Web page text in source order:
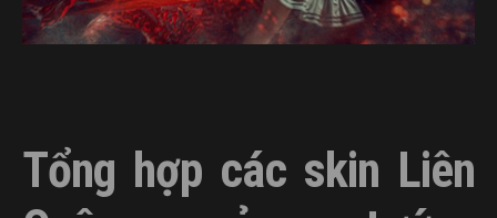
Tổng hợp các skin Liên